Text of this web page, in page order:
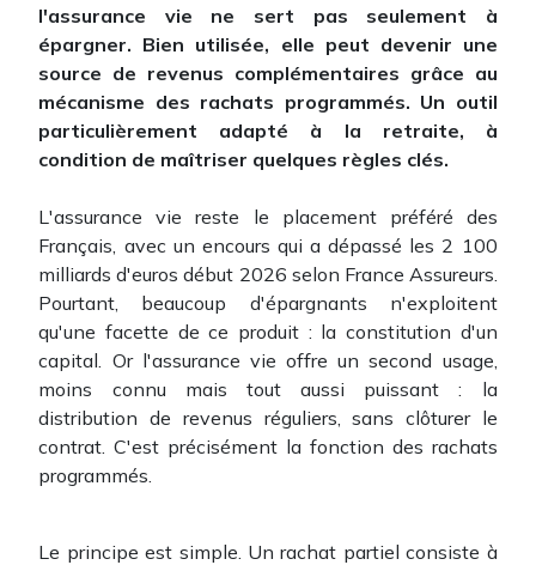
l'assurance vie ne sert pas seulement à
épargner. Bien utilisée, elle peut devenir une
source de revenus complémentaires grâce au
mécanisme des rachats programmés. Un outil
particulièrement adapté à la retraite, à
condition de maîtriser quelques règles clés.
L'assurance vie reste le placement préféré des
Français, avec un encours qui a dépassé les 2 100
milliards d'euros début 2026 selon France Assureurs.
Pourtant, beaucoup d'épargnants n'exploitent
qu'une facette de ce produit : la constitution d'un
capital. Or l'assurance vie offre un second usage,
moins connu mais tout aussi puissant : la
distribution de revenus réguliers, sans clôturer le
contrat. C'est précisément la fonction des rachats
programmés.
Le principe est simple. Un rachat partiel consiste à